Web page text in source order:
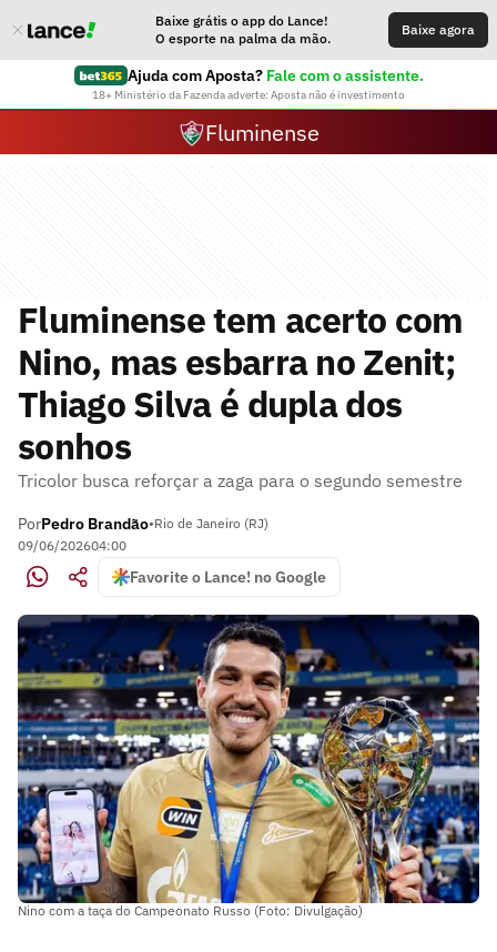
Baixe grátis o app do Lance!
O esporte na palma da mão.
Baixe agora
Ajuda com Aposta? Fale com o assistente.
18+ Ministério da Fazenda adverte: Aposta não é investimento
Fluminense
Fluminense tem acerto com
Nino, mas esbarra no Zenit;
Thiago Silva é dupla dos
sonhos
Tricolor busca reforçar a zaga para o segundo semestre
PorPedro Brandão•Rio de Janeiro (RJ)
09/06/202604:00
Favorite o Lance! no Google
Nino com a taça do Campeonato Russo (Foto: Divulgação)